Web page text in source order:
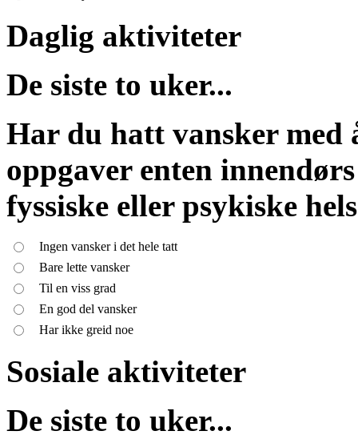
Daglig aktiviteter
De siste to uker...
Har du hatt vansker med
oppgaver enten
fyssiske eller psykiske
Ingen vansker i det hele tatt
Bare lette vansker
Til en viss grad
En god del vansker
Har ikke greid noe
Sosiale aktiviteter
De siste to uker...